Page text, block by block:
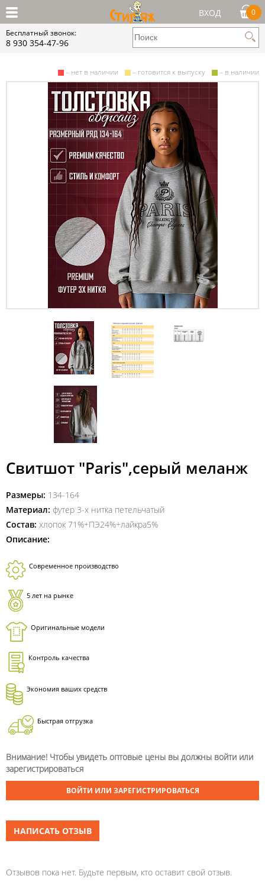
ВХОД 0
Бесплатный звонок:
8 930 354-47-96
– нет в наличии – готовится к выпуску – в наличии
Свитшот "Paris",серый меланж
Размеры: 134-164
Материал: футер 3-х нитка петельчатый
Состав: хлопок 71%+ПЭ24%+лайкра5%
Описание:
Современное производство
5 лет на рынке
Оригинальные модели
Контроль качества
Экономия ваших средств
Быстрая отгрузка
Внимание! Чтобы увидеть оптовые цены вы должны войти или
зарегистрироваться
ВОЙТИ ИЛИ ЗАРЕГИСТРИРОВАТЬСЯ
НАПИСАТЬ ОТЗЫВ
Отзывов пока нет. Будьте первым, кто оставит свой отзыв.